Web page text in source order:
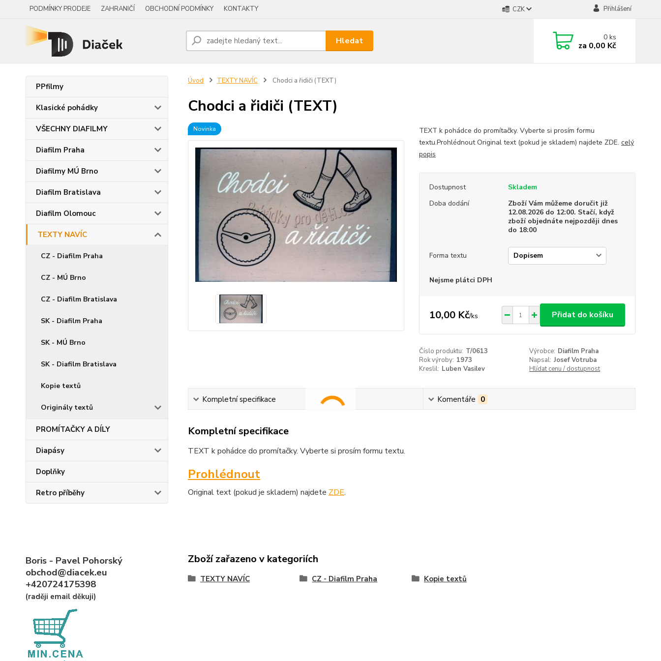
PODMÍNKY PRODEJE ZAHRANIČÍ OBCHODNÍ PODMÍNKY KONTAKTY CZK Přihlášení
Hledat 0ks
za 0,00 Kč
PPfilmy
Klasické pohádky
VŠECHNY DIAFILMY
Diafilm Praha
Diafilmy MÚ Brno
Diafilm Bratislava
Diafilm Olomouc
TEXTY NAVÍC
CZ - Diafilm Praha
CZ - MÚ Brno
CZ - Diafilm Bratislava
SK - Diafilm Praha
SK - MÚ Brno
SK - Diafilm Bratislava
Kopie textů
Originály textů
PROMÍTAČKY A DÍLY
Diapásy
Doplňky
Retro příběhy
Boris - Pavel Pohorský
obchod@diacek.eu
+420724175398
(raději email děkuji)
Úvod TEXTY NAVÍC Chodci a řidiči (TEXT)
Chodci a řidiči (TEXT)
Novinka
TEXT k pohádce do promítačky. Vyberte si prosím formu
textu.Prohlédnout Original text (pokud je skladem) najdete ZDE. celý
popis
Dostupnost
Skladem
Doba dodání
Zboží Vám můžeme doručit již
12.08.2026 do 12:00. Stačí, když
zboží objednáte nejpozději dnes
do 18:00
Forma textu
Nejsme plátci DPH
10,00 Kč/ks Přidat do košíku
Číslo produktu: T/0613 Výrobce: Diafilm Praha
Rok výroby: 1973 Napsal: Josef Votruba
Kreslil: Luben Vasilev Hlídat cenu / dostupnost
Kompletní specifikace Komentáře 0
Kompletní specifikace
TEXT k pohádce do promítačky. Vyberte si prosím formu textu.
Prohlédnout
Original text (pokud je skladem) najdete ZDE.
Zboží zařazeno v kategoriích
TEXTY NAVÍC CZ - Diafilm Praha Kopie textů